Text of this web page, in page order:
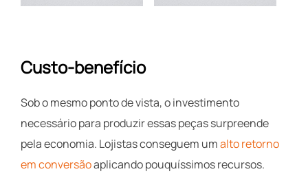
Custo-benefício
Sob o mesmo ponto de vista, o investimento
necessário para produzir essas peças surpreende
pela economia. Lojistas conseguem umalto retorno
em conversãoaplicando pouquíssimos recursos.